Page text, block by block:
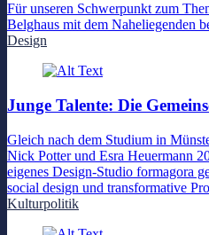
Für unseren Schwerpunkt zum
Belghaus mit dem Naheliegenden
Design
Junge Talente: Die
Gleich nach dem Studium in
Nick Potter und Esra Heuermann
eigenes Design-Studio formagora
social design und transformative
Kulturpolitik